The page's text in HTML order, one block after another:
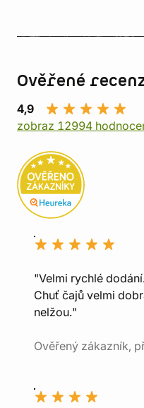
Ověřené
4,9
zobraz 12994
"Velmi rychlé
Chuť čajů velmi
nelžou."
Ověřený zákazník,